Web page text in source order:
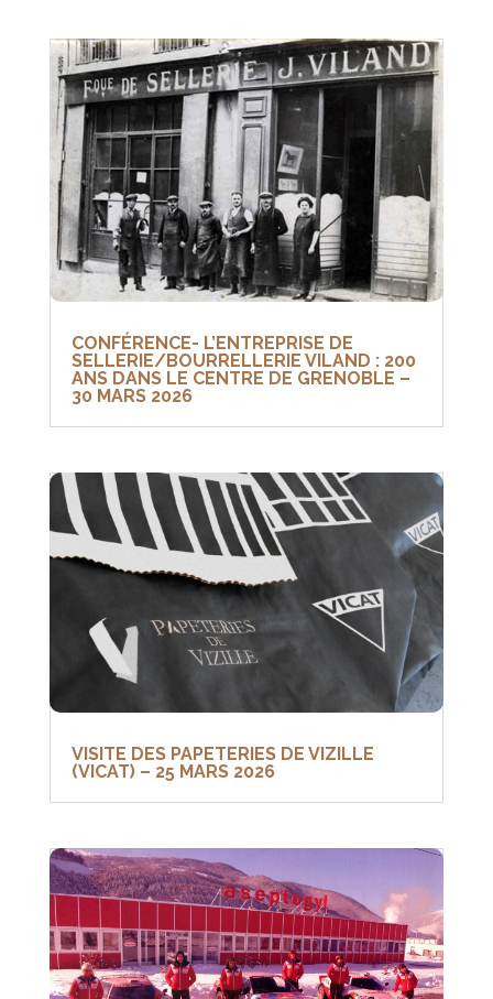
CONFÉRENCE- L’ENTREPRISE DE
SELLERIE/BOURRELLERIE VILAND : 200
ANS DANS LE CENTRE DE GRENOBLE –
30 MARS 2026
VISITE DES PAPETERIES DE VIZILLE
(VICAT) – 25 MARS 2026